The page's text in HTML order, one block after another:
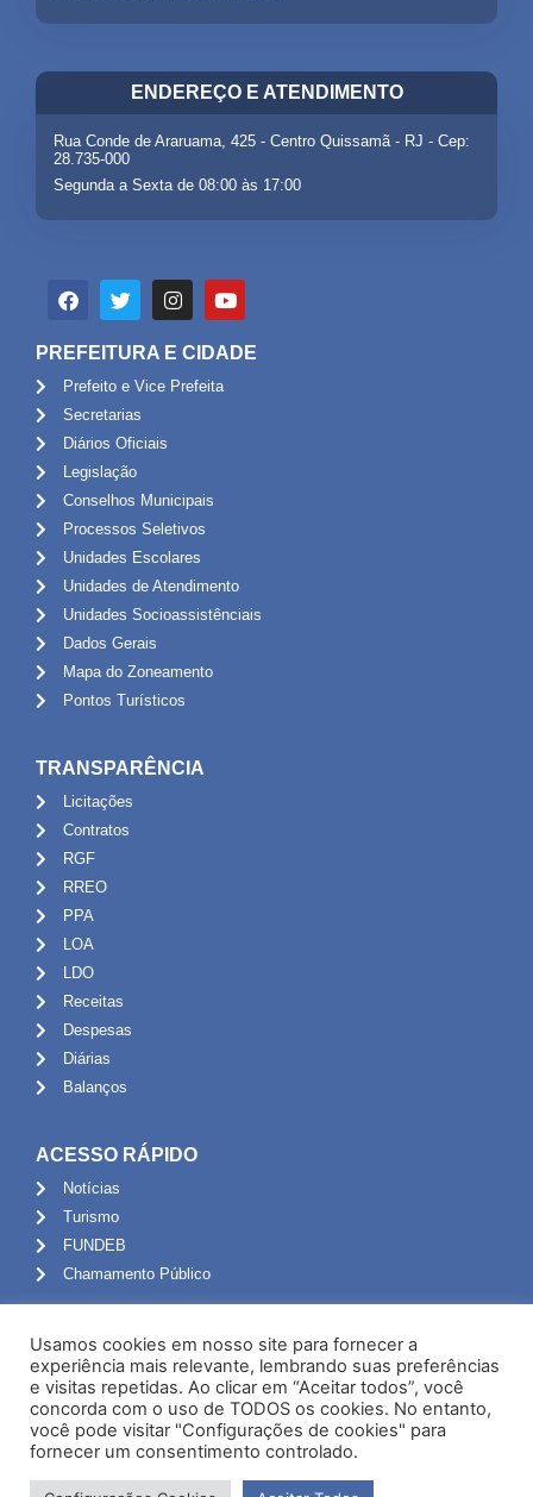
ENDEREÇO E ATENDIMENTO
Rua Conde de Araruama, 425 - Centro Quissamã - RJ - Cep:
28.735-000
Segunda a Sexta de 08:00 às 17:00
PREFEITURA E CIDADE
Prefeito e Vice Prefeita
Secretarias
Diários Oficiais
Legislação
Conselhos Municipais
Processos Seletivos
Unidades Escolares
Unidades de Atendimento
Unidades Socioassistênciais
Dados Gerais
Mapa do Zoneamento
Pontos Turísticos
TRANSPARÊNCIA
Licitações
Contratos
RGF
RREO
PPA
LOA
LDO
Receitas
Despesas
Diárias
Balanços
ACESSO RÁPIDO
Notícias
Turismo
FUNDEB
Chamamento Público
Portal do Servidor
Webmail
Administração
Usamos cookies em nosso site para fornecer a
experiência mais relevante, lembrando suas preferências
e visitas repetidas. Ao clicar em “Aceitar todos”, você
concorda com o uso de TODOS os cookies. No entanto,
você pode visitar "Configurações de cookies" para
fornecer um consentimento controlado.